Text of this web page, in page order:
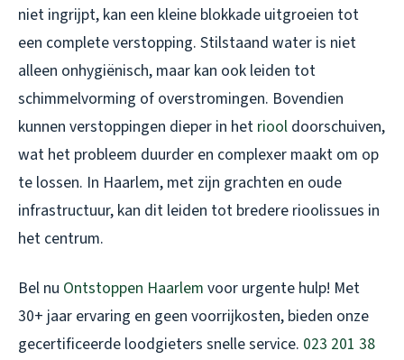
niet ingrijpt, kan een kleine blokkade uitgroeien tot
een complete verstopping. Stilstaand water is niet
alleen onhygiënisch, maar kan ook leiden tot
schimmelvorming of overstromingen. Bovendien
kunnen verstoppingen dieper in het riool doorschuiven,
wat het probleem duurder en complexer maakt om op
te lossen. In Haarlem, met zijn grachten en oude
infrastructuur, kan dit leiden tot bredere rioolissues in
het centrum.
Bel nu Ontstoppen Haarlem voor urgente hulp! Met
30+ jaar ervaring en geen voorrijkosten, bieden onze
gecertificeerde loodgieters snelle service. 023 201 38